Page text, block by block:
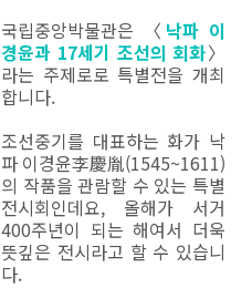
국립중앙박물관은 〈 낙파 이
경윤과 17세기 조선의 회화〉
라는 주제로로 특별전을 개최
합니다.
조선중기를 대표하는 화가 낙
파 이경윤李慶胤(1545~1611)
의 작품을 관람할 수 있는 특별
전시회인데요, 올해가 서거
400주년이 되는 해여서 더욱
뜻깊은 전시라고 할 수 있습니
다.